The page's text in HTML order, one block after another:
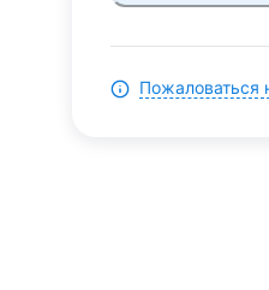
Пожаловаться